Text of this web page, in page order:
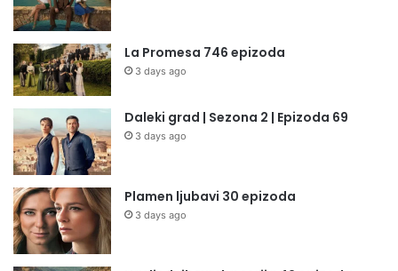
La Promesa 746 epizoda
3 days ago
Daleki grad | Sezona 2 | Epizoda 69
3 days ago
Plamen ljubavi 30 epizoda
3 days ago